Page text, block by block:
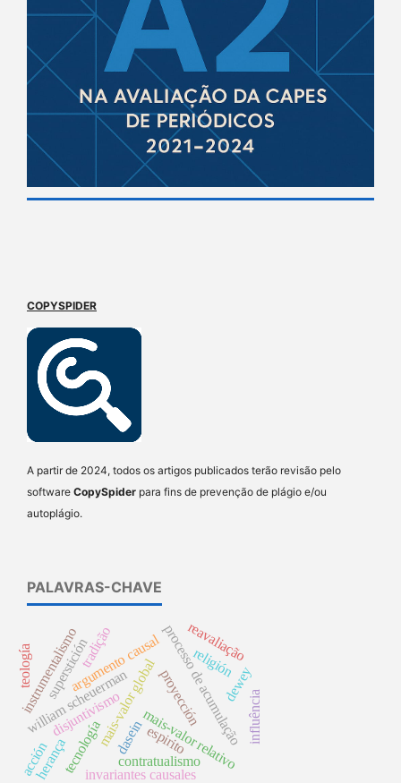
COPYSPIDER
A partir de 2024, todos os artigos publicados terão revisão pelo
software CopySpider para fins de prevenção de plágio e/ou
autoplágio.
PALAVRAS-CHAVE
argumento causal
superstición proyección
processo de acumulação
mais-valor globalmais-valor relativo
disjuntivismo
religión
tecnología
instrumentalismo dewey
teología
espirito influência
william scheuerman
dasein
herança
reavaliação
tradição
contratualismo
invariantes causales
acción